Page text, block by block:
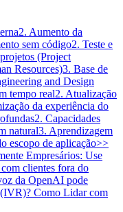
2. Aumento da
sem código2. Teste e
(Project
Resources)3. Base de
and Design
tempo real2. Atualização
da experiência do
2. Capacidades
natural3. Aprendizagem
escopo de aplicação>>
Empresários: Use
clientes fora do
da OpenAI pode
(IVR)? Como Lidar com